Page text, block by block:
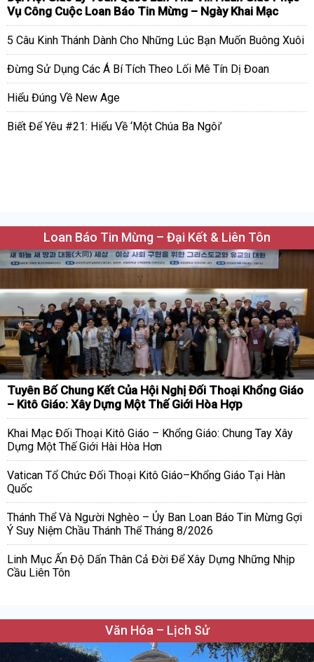
Vụ Công Cuộc Loan Báo Tin Mừng – Ngày Khai Mạc
5 Câu Kinh Thánh Dành Cho Những Lúc Bạn Muốn Buông Xuôi
Đừng Sử Dụng Các Á Bí Tích Theo Lối Mê Tín Dị Đoan
Hiểu Đúng Về New Age
Biết Để Yêu #21: Hiểu Về ‘Một Chúa Ba Ngôi’
Loan Báo Tin Mừng – Đại Kết & Liên Tôn
Tuyên Bố Chung Kết Của Hội Nghị Đối Thoại Khổng Giáo
– Kitô Giáo: Xây Dựng Một Thế Giới Hòa Hợp
Khai Mạc Đối Thoại Kitô Giáo – Khổng Giáo: Chung Tay Xây
Dựng Một Thế Giới Hài Hòa Hơn
Vatican Tổ Chức Đối Thoại Kitô Giáo–Khổng Giáo Tại Hàn
Quốc
Thánh Thể Và Người Nghèo – Ủy Ban Loan Báo Tin Mừng Gợi
Ý Suy Niệm Chầu Thánh Thể Tháng 8/2026
Linh Mục Ấn Độ Dấn Thân Cả Đời Để Xây Dựng Những Nhịp
Cầu Liên Tôn
Văn Hóa – Lịch Sử